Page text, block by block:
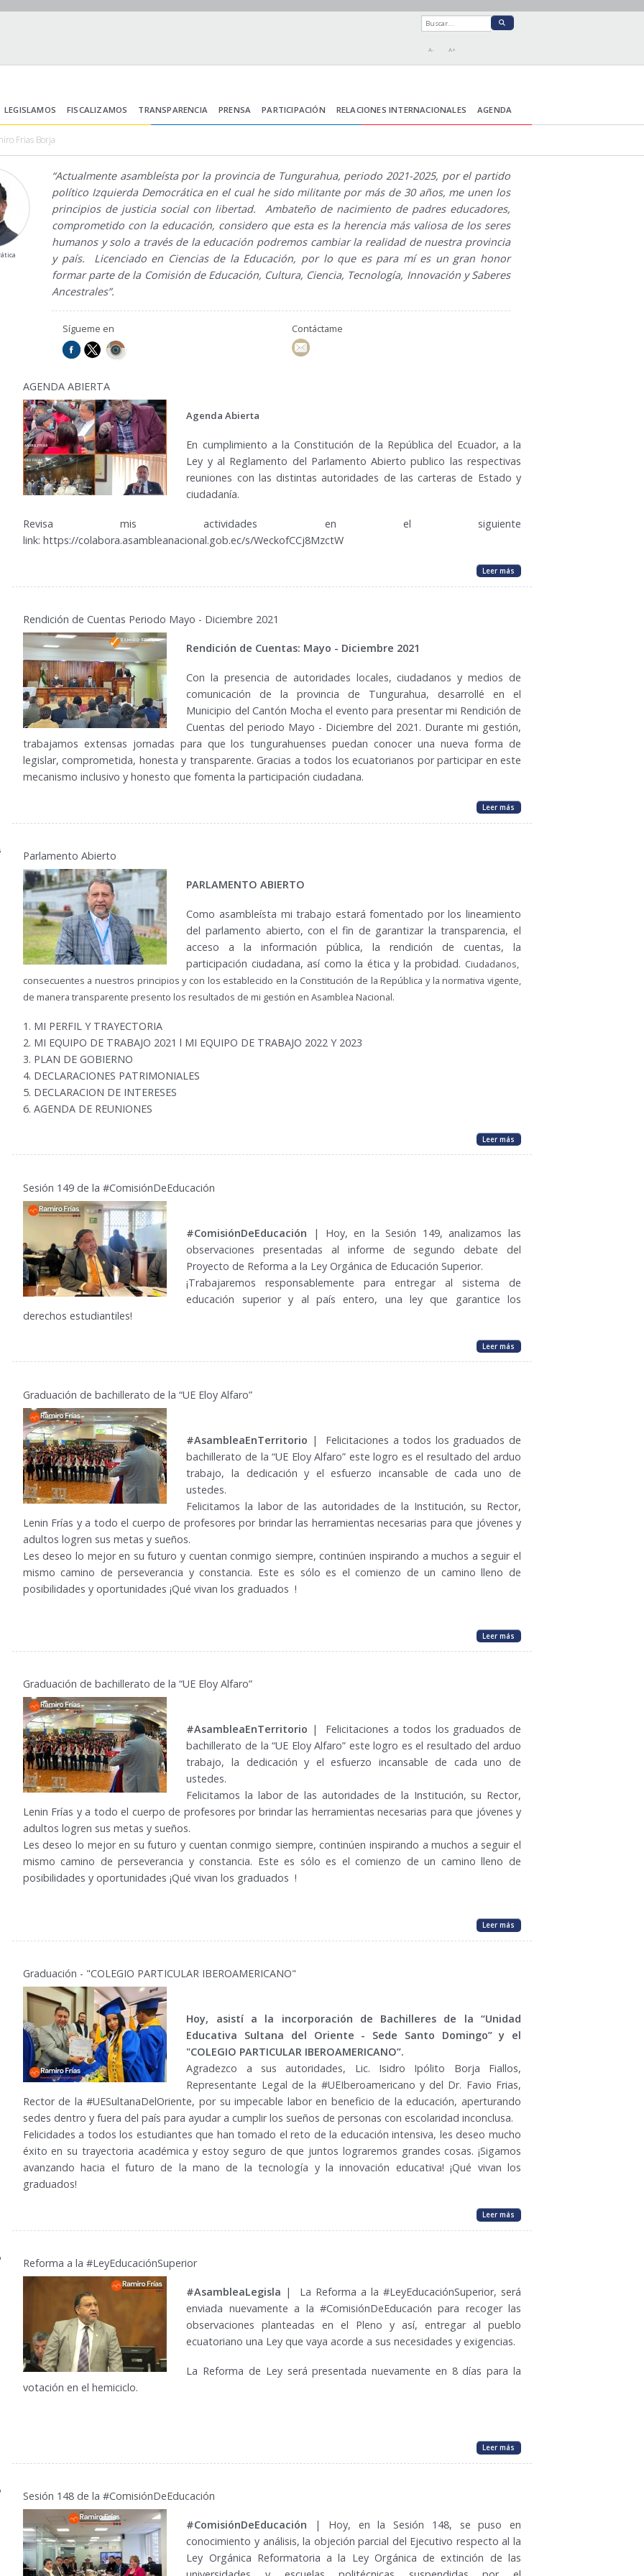
A- A+
LEGISLAMOS FISCALIZAMOS TRANSPARENCIA PRENSA PARTICIPACIÓN RELACIONES INTERNACIONALES AGENDA
Frias Borja
“Actualmente asambleísta por la provincia de Tungurahua, periodo 2021-2025, por el partido
político Izquierda Democrática en el cual he sido militante por más de 30 años, me unen los
principios de justicia social con libertad. Ambateño de nacimiento de padres educadores,
comprometido con la educación, considero que esta es la herencia más valiosa de los seres
humanos y solo a través de la educación podremos cambiar la realidad de nuestra provincia
y país. Licenciado en Ciencias de la Educación, por lo que es para mí es un gran honor
formar parte de la Comisión de Educación, Cultura, Ciencia, Tecnología, Innovación y Saberes
Ancestrales”.
Sígueme en Contáctame
AGENDA ABIERTA
Agenda Abierta
En cumplimiento a la Constitución de la República del Ecuador, a la
Ley y al Reglamento del Parlamento Abierto publico las respectivas
reuniones con las distintas autoridades de las carteras de Estado y
ciudadanía.
Revisa mis actividades en el siguiente
link: https://colabora.asambleanacional.gob.ec/s/WeckofCCj8MzctW
Leer más
Rendición de Cuentas Periodo Mayo - Diciembre 2021
Rendición de Cuentas: Mayo - Diciembre 2021
Con la presencia de autoridades locales, ciudadanos y medios de
comunicación de la provincia de Tungurahua, desarrollé en el
Municipio del Cantón Mocha el evento para presentar mi Rendición de
Cuentas del periodo Mayo - Diciembre del 2021. Durante mi gestión,
trabajamos extensas jornadas para que los tungurahuenses puedan conocer una nueva forma de
legislar, comprometida, honesta y transparente. Gracias a todos los ecuatorianos por participar en este
mecanismo inclusivo y honesto que fomenta la participación ciudadana.
Leer más
Parlamento Abierto
PARLAMENTO ABIERTO
Como asambleísta mi trabajo estará fomentado por los lineamiento
del parlamento abierto, con el fin de garantizar la transparencia, el
acceso a la información pública, la rendición de cuentas, la
participación ciudadana, así como la ética y la probidad. Ciudadanos,
consecuentes a nuestros principios y con los establecido en la Constitución de la República y la normativa vigente,
de manera transparente presento los resultados de mi gestión en Asamblea Nacional.
1. MI PERFIL Y TRAYECTORIA
2. MI EQUIPO DE TRABAJO 2021 l MI EQUIPO DE TRABAJO 2022 Y 2023
3. PLAN DE GOBIERNO
4. DECLARACIONES PATRIMONIALES
5. DECLARACION DE INTERESES
6. AGENDA DE REUNIONES
Leer más
Sesión 149 de la #ComisiónDeEducación
#ComisiónDeEducación | Hoy, en la Sesión 149, analizamos las
observaciones presentadas al informe de segundo debate del
Proyecto de Reforma a la Ley Orgánica de Educación Superior.
¡Trabajaremos responsablemente para entregar al sistema de
educación superior y al país entero, una ley que garantice los
derechos estudiantiles!
Leer más
Graduación de bachillerato de la “UE Eloy Alfaro”
#AsambleaEnTerritorio | Felicitaciones a todos los graduados de
bachillerato de la “UE Eloy Alfaro” este logro es el resultado del arduo
trabajo, la dedicación y el esfuerzo incansable de cada uno de
ustedes.
Felicitamos la labor de las autoridades de la Institución, su Rector,
Lenin Frías y a todo el cuerpo de profesores por brindar las herramientas necesarias para que jóvenes y
adultos logren sus metas y sueños.
Les deseo lo mejor en su futuro y cuentan conmigo siempre, continúen inspirando a muchos a seguir el
mismo camino de perseverancia y constancia. Este es sólo es el comienzo de un camino lleno de
posibilidades y oportunidades ¡Qué vivan los graduados !
Leer más
Graduación de bachillerato de la “UE Eloy Alfaro”
#AsambleaEnTerritorio | Felicitaciones a todos los graduados de
bachillerato de la “UE Eloy Alfaro” este logro es el resultado del arduo
trabajo, la dedicación y el esfuerzo incansable de cada uno de
ustedes.
Felicitamos la labor de las autoridades de la Institución, su Rector,
Lenin Frías y a todo el cuerpo de profesores por brindar las herramientas necesarias para que jóvenes y
adultos logren sus metas y sueños.
Les deseo lo mejor en su futuro y cuentan conmigo siempre, continúen inspirando a muchos a seguir el
mismo camino de perseverancia y constancia. Este es sólo es el comienzo de un camino lleno de
posibilidades y oportunidades ¡Qué vivan los graduados !
Leer más
Graduación - "COLEGIO PARTICULAR IBEROAMERICANO"
Hoy, asistí a la incorporación de Bachilleres de la “Unidad
Educativa Sultana del Oriente - Sede Santo Domingo” y el
"COLEGIO PARTICULAR IBEROAMERICANO”.
Agradezco a sus autoridades, Lic. Isidro Ipólito Borja Fiallos,
Representante Legal de la #UEIberoamericano y del Dr. Favio Frias,
Rector de la #UESultanaDelOriente, por su impecable labor en beneficio de la educación, aperturando
sedes dentro y fuera del país para ayudar a cumplir los sueños de personas con escolaridad inconclusa.
Felicidades a todos los estudiantes que han tomado el reto de la educación intensiva, les deseo mucho
éxito en su trayectoria académica y estoy seguro de que juntos lograremos grandes cosas. ¡Sigamos
avanzando hacia el futuro de la mano de la tecnología y la innovación educativa! ¡Qué vivan los
graduados!
Leer más
Reforma a la #LeyEducaciónSuperior
#AsambleaLegisla | La Reforma a la #LeyEducaciónSuperior, será
enviada nuevamente a la #ComisiónDeEducación para recoger las
observaciones planteadas en el Pleno y así, entregar al pueblo
ecuatoriano una Ley que vaya acorde a sus necesidades y exigencias.
La Reforma de Ley será presentada nuevamente en 8 días para la
votación en el hemiciclo.
Leer más
Sesión 148 de la #ComisiónDeEducación
#ComisiónDeEducación
| Hoy, en la Sesión 148, se puso en
conocimiento y análisis, la objeción parcial del Ejecutivo respecto al la
Ley Orgánica Reformatoria a la Ley Orgánica de extinción de las